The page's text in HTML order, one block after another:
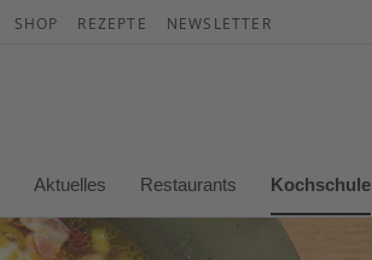
SHOP REZEPTE NEWSLETTER
Aktuelles Restaurants Kochschule